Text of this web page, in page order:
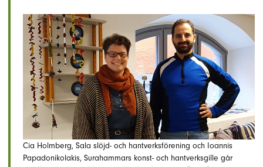
Cia Holmberg, Sala slöjd- och hantverksförening och Ioannis
Papadonikolakis, Surahammars konst- och hantverksgille går